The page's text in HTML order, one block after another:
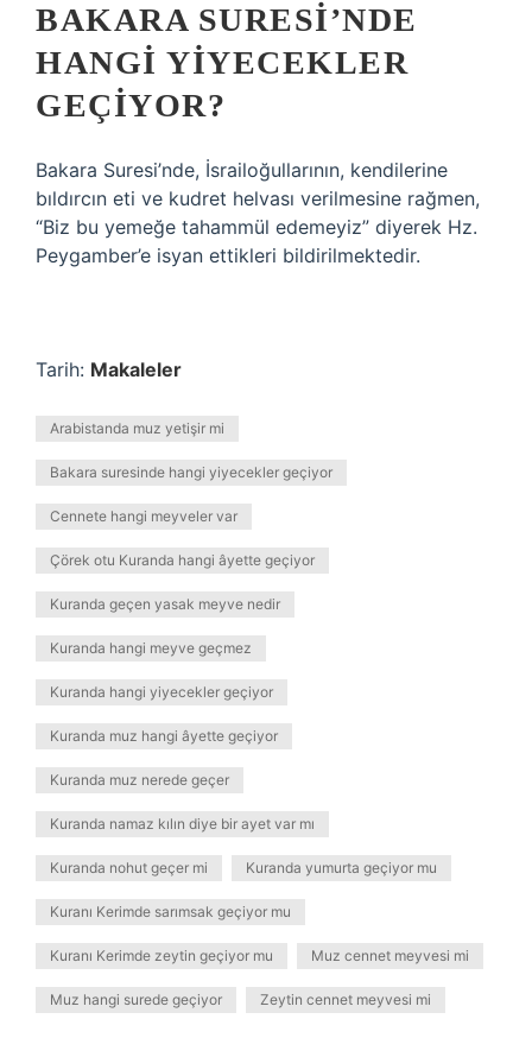
BAKARA SURESI’NDE
HANGI YIYECEKLER
GEÇIYOR?
Bakara Suresi’nde, İsrailoğullarının, kendilerine
bıldırcın eti ve kudret helvası verilmesine rağmen,
“Biz bu yemeğe tahammül edemeyiz” diyerek Hz.
Peygamber’e isyan ettikleri bildirilmektedir.
Tarih: Makaleler
Arabistanda muz yetişir mi
Bakara suresinde hangi yiyecekler geçiyor
Cennete hangi meyveler var
Çörek otu Kuranda hangi âyette geçiyor
Kuranda geçen yasak meyve nedir
Kuranda hangi meyve geçmez
Kuranda hangi yiyecekler geçiyor
Kuranda muz hangi âyette geçiyor
Kuranda muz nerede geçer
Kuranda namaz kılın diye bir ayet var mı
Kuranda nohut geçer mi Kuranda yumurta geçiyor mu
Kuranı Kerimde sarımsak geçiyor mu
Kuranı Kerimde zeytin geçiyor mu Muz cennet meyvesi mi
Muz hangi surede geçiyor Zeytin cennet meyvesi mi